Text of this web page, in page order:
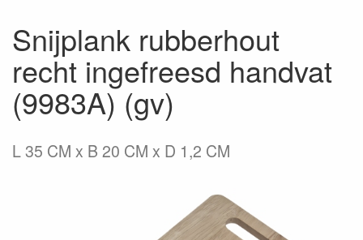
Snijplank rubberhout
recht ingefreesd handvat
(9983A) (gv)
L 35 CM x B 20 CM x D 1,2 CM